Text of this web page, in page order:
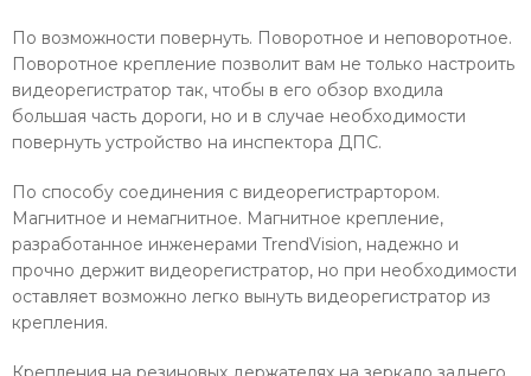
По возможности повернуть. Поворотное и неповоротное.
Поворотное крепление позволит вам не только настроить
видеорегистратор так, чтобы в его обзор входила
большая часть дороги, но и в случае необходимости
повернуть устройство на инспектора ДПС.
По способу соединения с видеорегистрартором.
Магнитное и немагнитное. Магнитное крепление,
разработанное инженерами TrendVision, надежно и
прочно держит видеорегистратор, но при необходимости
оставляет возможно легко вынуть видеорегистратор из
крепления.